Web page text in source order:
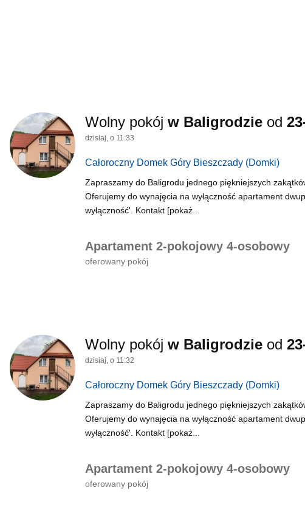
Wolny pokój w Baligrodzie od
dzisiaj, o 11:33
Całoroczny Domek Góry Bieszczady (Domki)
Zapraszamy do Baligrodu jednego piękniejszych
Oferujemy do wynajęcia na wyłączność apartament
wyłączność'. Kontakt [pokaż...
Apartament 2-pokojowy 4-osobowy
oferowany pokój
Wolny pokój w Baligrodzie od
dzisiaj, o 11:32
Całoroczny Domek Góry Bieszczady (Domki)
Zapraszamy do Baligrodu jednego piękniejszych
Oferujemy do wynajęcia na wyłączność apartament
wyłączność'. Kontakt [pokaż...
Apartament 2-pokojowy 4-osobowy
oferowany pokój